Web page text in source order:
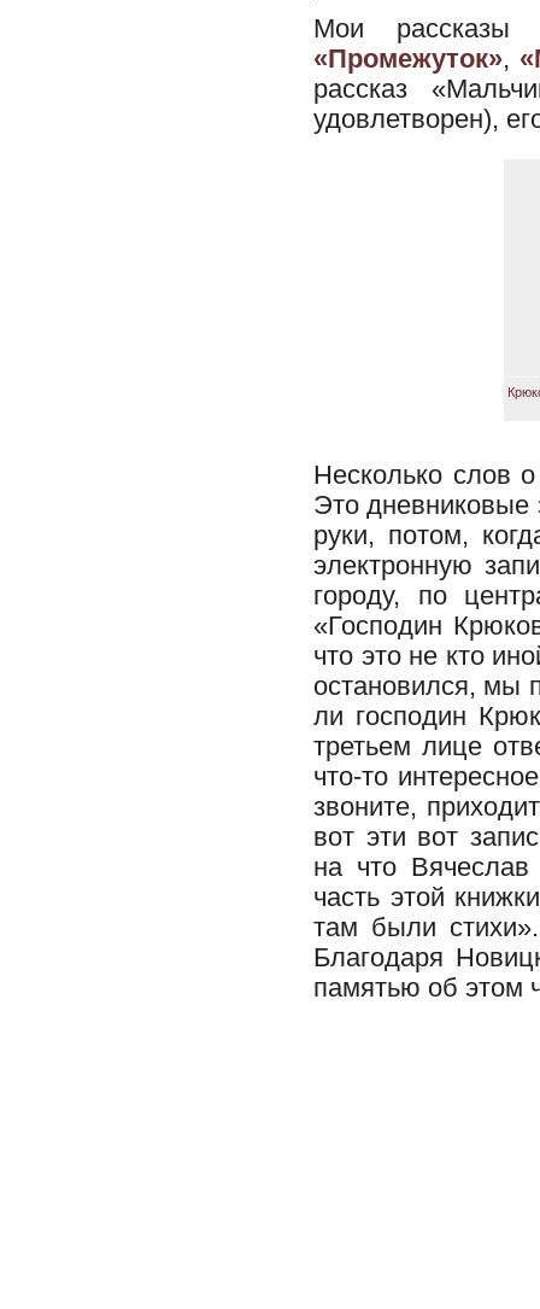
Мои рассказы
«Промежуток»,
рассказ
удовлетворен),
Несколько слов
Это дневниковые
руки, потом,
электронную
городу, по
«Господин
что это не кто
остановился, мы
ли господин
третьем лице
что-то
звоните,
вот эти вот
на что
часть этой
там были
Благодаря
памятью об этом